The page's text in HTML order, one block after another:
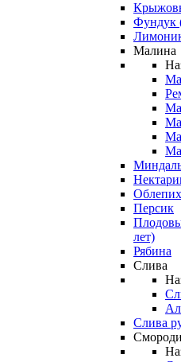
Фундук
Малина
Персик
лет)
Рябина
Слива
Слива